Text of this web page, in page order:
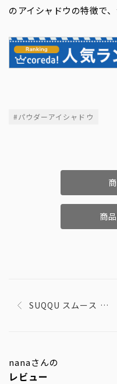
のアイシャドウの特徴で
#パウダーアイシャドウ
商
SUQQU スムース カ
nanaさんの
レビュー